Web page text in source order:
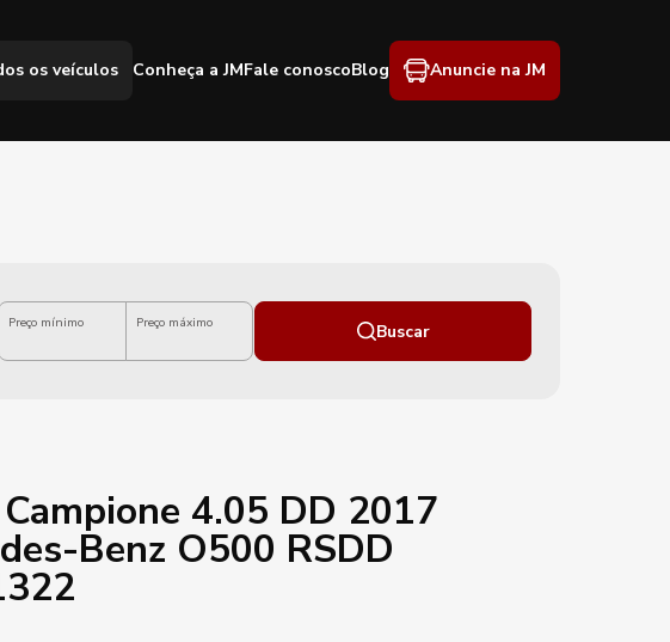
os veículos Conheça a JMFale conoscoBlog Anuncie na JM
Preço mínimo Preço máximo Buscar
4.05 DD 2017
Benz O500 RSDD